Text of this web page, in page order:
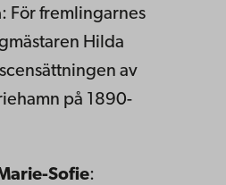
: För fremlingarnes
Hilda
av
på 1890-
Sofie: